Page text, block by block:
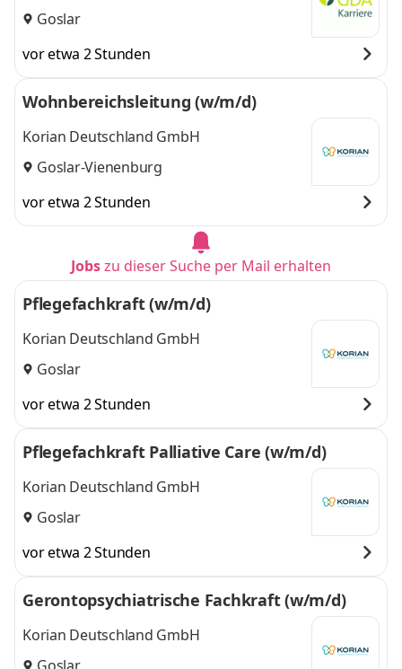
Goslar
vor etwa 2 Stunden
Wohnbereichsleitung (w/m/d)
Korian Deutschland GmbH
Goslar-Vienenburg
vor etwa 2 Stunden
Jobszu dieser Suche per Mail erhalten
Pflegefachkraft (w/m/d)
Korian Deutschland GmbH
Goslar
vor etwa 2 Stunden
Pflegefachkraft Palliative Care (w/m/d)
Korian Deutschland GmbH
Goslar
vor etwa 2 Stunden
Gerontopsychiatrische Fachkraft (w/m/d)
Korian Deutschland GmbH